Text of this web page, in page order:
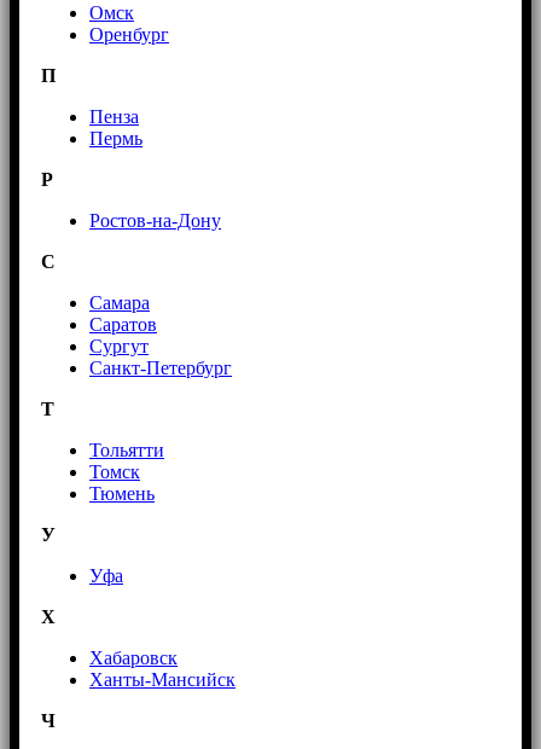
Омск
Оренбург
П
Пенза
Пермь
Р
Ростов-на-Дону
С
Самара
Саратов
Сургут
Санкт-Петербург
Т
Тольятти
Томск
Тюмень
У
Уфа
Х
Хабаровск
Ханты-Мансийск
Ч